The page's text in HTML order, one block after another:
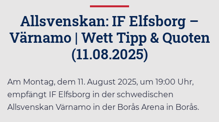
Allsvenskan: IF Elfsborg –
Värnamo | Wett Tipp & Quoten
(11.08.2025)
Am Montag, dem 11. August 2025, um 19:00 Uhr,
empfängt IF Elfsborg in der schwedischen
Allsvenskan Värnamo in der Borås Arena in Borås.